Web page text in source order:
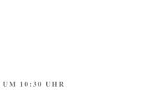
10:30 UHR